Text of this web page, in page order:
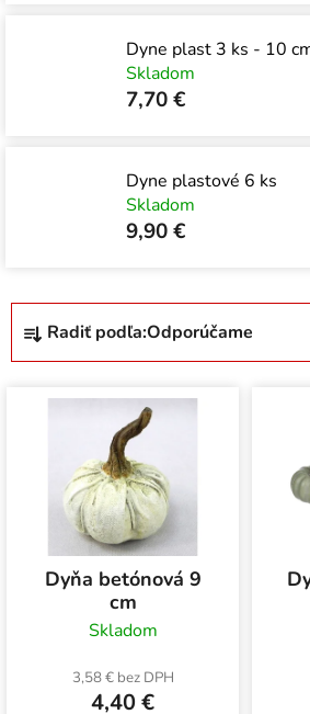
Dyne plast 3 ks - 10
Skladom
7,70 €
Dyne plastové 6 ks
Skladom
9,90 €
R
d
Radiť podľa:Odporúčame
Dyňa betónová 9
cm
Skladom
3,58 € bez DPH
4,40 €